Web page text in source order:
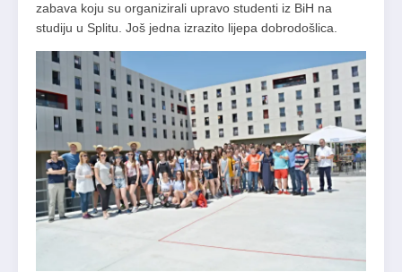
zabava koju su organizirali upravo studenti iz BiH na
studiju u Splitu. Još jedna izrazito lijepa dobrodošlica.